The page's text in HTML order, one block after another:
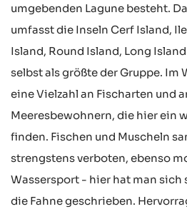
umgebenden Lagune besteht.
umfasst die Inseln Cerf Island,
Island, Round Island, Long
selbst als größte der Gruppe. Im
eine Vielzahl an Fischarten und
Meeresbewohnern, die hier ein
finden. Fischen und Muscheln
strengstens verboten, ebenso
Wassersport - hier hat man sich
die Fahne geschrieben.